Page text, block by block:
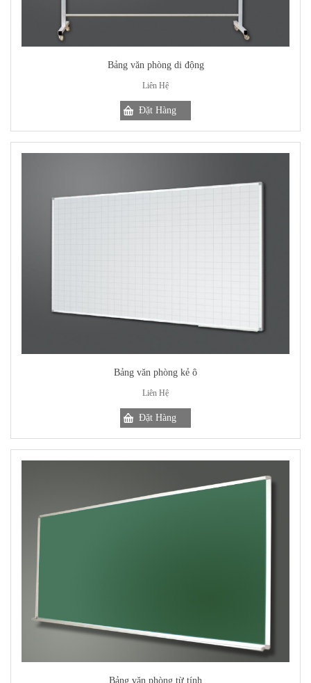
Bảng văn phòng di động
Liên Hệ
Bảng văn phòng kẻ ô
Liên Hệ
Bảng văn phòng từ tính